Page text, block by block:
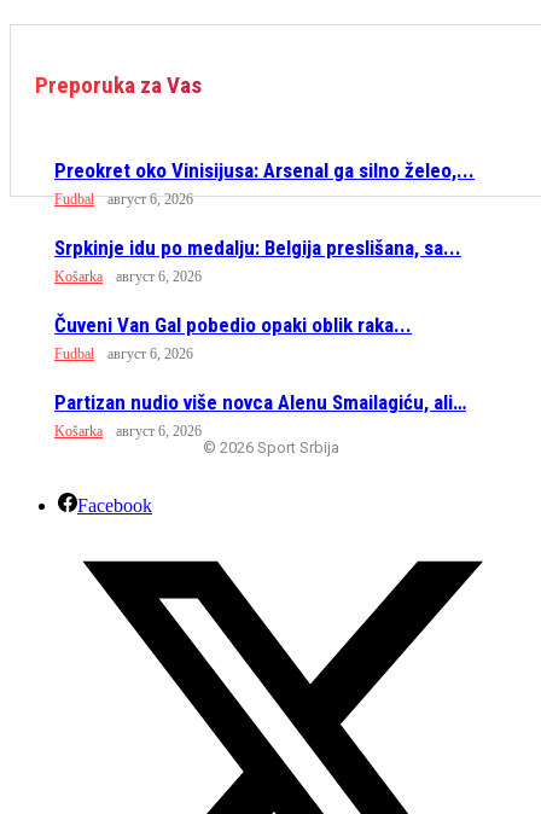
Preporuka za Vas
Preokret oko Vinisijusa: Arsenal ga silno želeo,...
Fudbal август 6, 2026
Srpkinje idu po medalju: Belgija preslišana, sa...
Košarka август 6, 2026
Čuveni Van Gal pobedio opaki oblik raka...
Fudbal август 6, 2026
Partizan nudio više novca Alenu Smailagiću, ali…
Košarka август 6, 2026
© 2026 Sport Srbija
Facebook